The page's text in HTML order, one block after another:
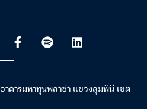
คารมหาทุนพลาซ่า แขวงลุมพินี เขต